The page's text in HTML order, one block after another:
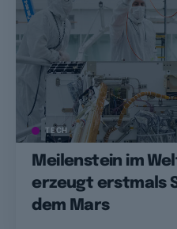
TECH
Meilenstein im
erzeugt erstmals
dem Mars